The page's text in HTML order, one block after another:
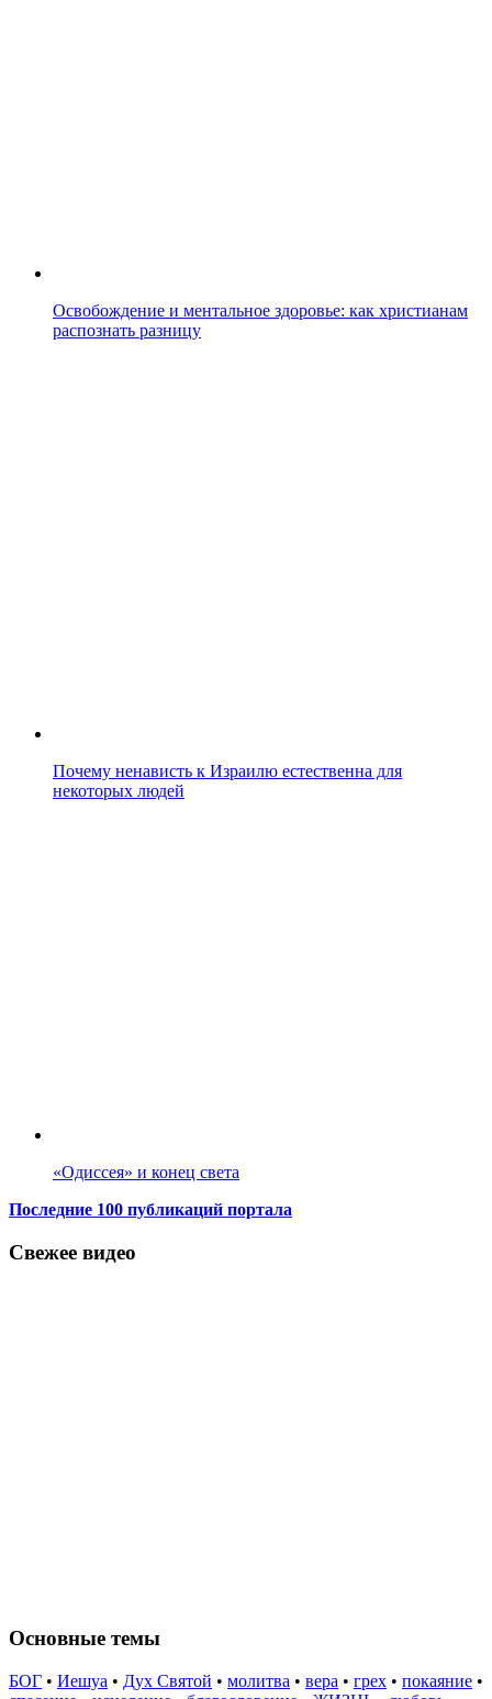
Освобождение и ментальное здоровье: как христианам
распознать разницу
Почему ненависть к Израилю естественна для
некоторых людей
«Одиссея» и конец света
Последние 100 публикаций портала
Свежее видео
Основные темы
БОГ • Иешуа • Дух Святой • молитва • вера • грех • покаяние •